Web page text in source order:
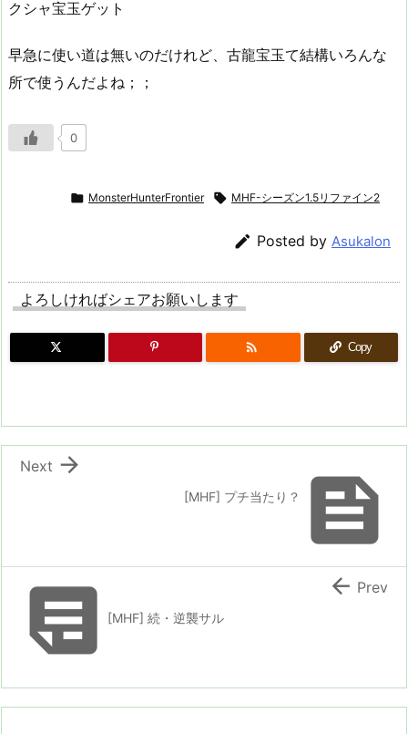
クシャ宝玉ゲット
早急に使い道は無いのだけれど、古龍宝玉て結構いろんな
所で使うんだよね；；
0
 MonsterHunterFrontier  MHF-シーズン1.5リファイン2
 Posted by Asukalon
よろしければシェアお願いします
 Copy

[MHF] プチ当たり？

Next
[MHF] 続・逆襲サル
 Prev